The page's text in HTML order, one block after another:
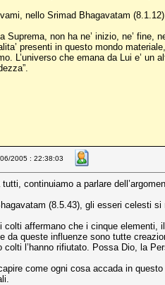
nello Srimad Bhagavatam
Suprema, non ha ne’ inizio, ne’ fine,
presenti in questo mondo
L’universo che emana da Lui e’ un
2005 : 22:38:03
continuiamo a parlare
(8.5.43), gli esseri celesti
colti affermano che i cinque elementi,
da queste influenze sono tutte
colti l’hanno rifiutato. Possa Dio, la
come ogni cosa accada in